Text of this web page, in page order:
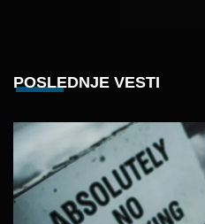
POSLEDNJE VESTI